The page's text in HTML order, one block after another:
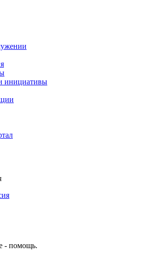
инициативы
- помощь.